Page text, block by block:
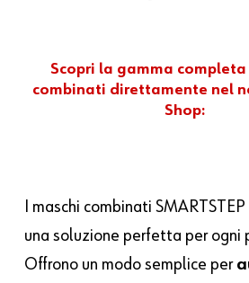
Scopri la gamma completa
combinati direttamente nel
Shop:
I maschi combinati
una soluzione perfetta per ogni
Offrono un modo semplice per